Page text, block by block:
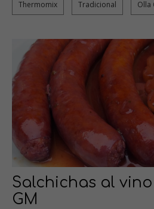
Thermomix Tradicional Olla
Salchichas al
GM